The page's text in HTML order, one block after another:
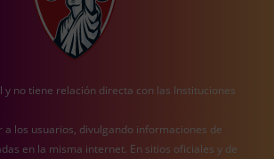
y no tiene relación directa con las Instituciones
a los usuarios, divulgando informaciones de
en la misma internet. En sitios oficiales y de